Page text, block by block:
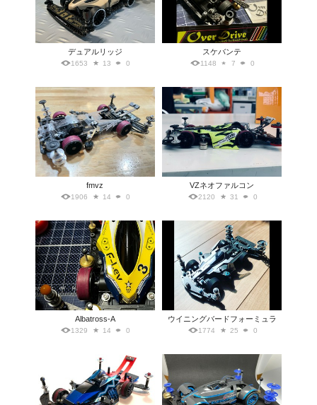
デュアルリッジ
1653 13 0
スケバンテ
1148 7 0
fmvz
1906 14 0
VZネオファルコン
2120 31 0
Albatross-A
1329 14 0
ウイニングバードフォーミュラ
1774 25 0